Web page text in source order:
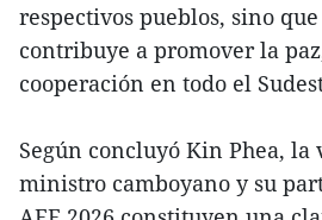
respectivos pueblos, sino
contribuye a promover la
cooperación en todo el
Según concluyó Kin Phea,
ministro camboyano y su